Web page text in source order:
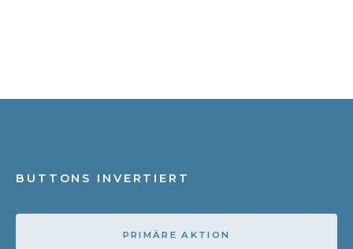
BUTTONS INVERTIERT
PRIMÄRE AKTION